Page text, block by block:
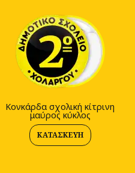
Κονκάρδα σχολική κίτρινη
μαύρος κύκλος
ΚΑΤΑΣΚΕΥΉ